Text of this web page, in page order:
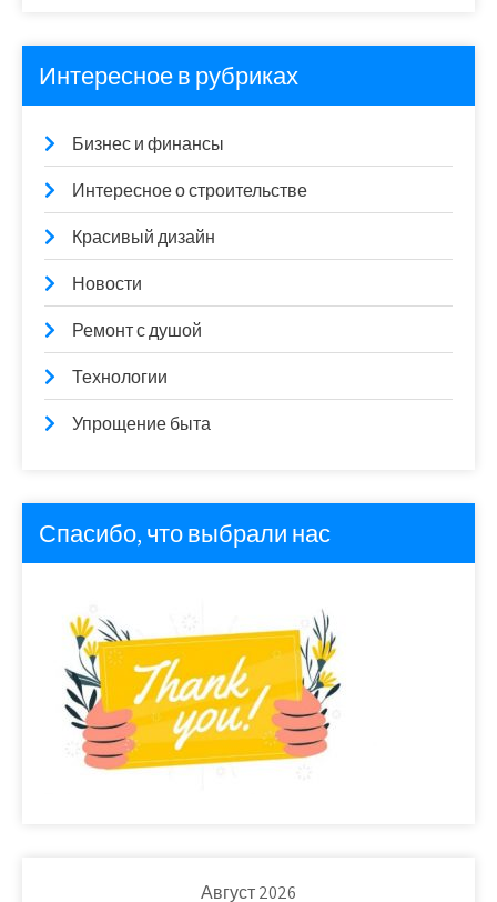
Интересное в рубриках
Бизнес и финансы
Интересное о строительстве
Красивый дизайн
Новости
Ремонт с душой
Технологии
Упрощение быта
Спасибо, что выбрали нас
Август 2026